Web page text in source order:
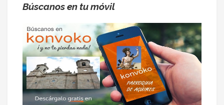
Búscanos en tu móvil